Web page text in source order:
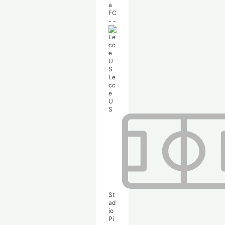
- -
Le
cc
e
U
S
St
ad
io
Pi